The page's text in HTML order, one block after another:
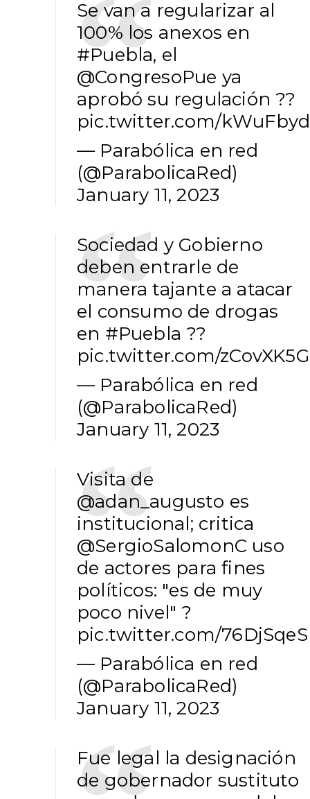
Se van a regularizar al
100% los anexos en
#Puebla, el
@CongresoPue ya
aprobó su regulación ??
pic.twitter.com/
— Parabólica en red
(@ParabolicaRed)
January 11, 2023
Sociedad y Gobierno
deben entrarle de
manera tajante a atacar
el consumo de drogas
en #Puebla ??
pic.twitter.com/
— Parabólica en red
(@ParabolicaRed)
January 11, 2023
Visita de
@adan_augusto es
institucional; critica
@SergioSalomonC uso
de actores para fines
políticos: "es de muy
poco nivel" ?
pic.twitter.com/
— Parabólica en red
(@ParabolicaRed)
January 11, 2023
Fue legal la designación
de gobernador sustituto